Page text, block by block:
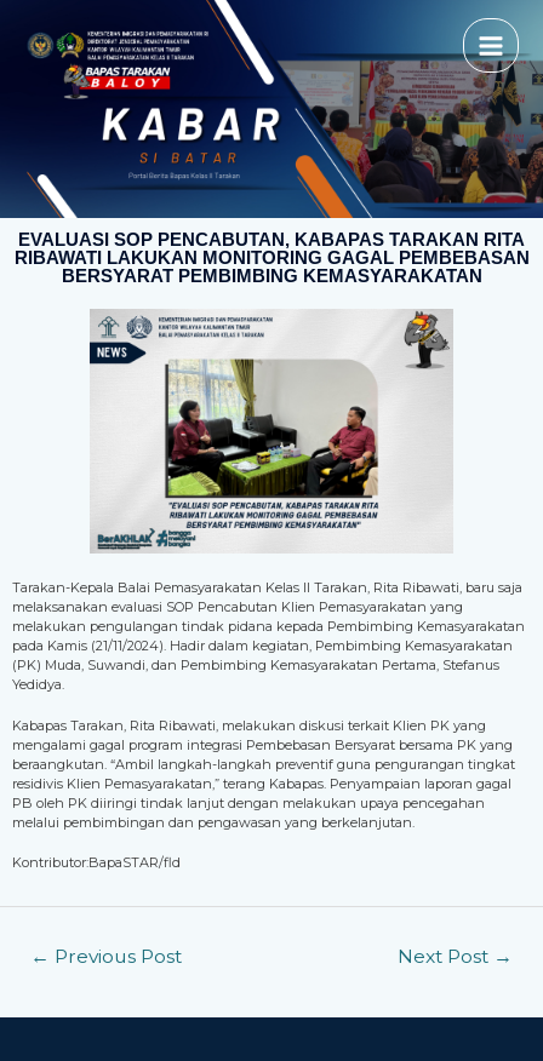
EVALUASI SOP PENCABUTAN, KABAPAS TARAKAN RITA
RIBAWATI LAKUKAN MONITORING GAGAL PEMBEBASAN
BERSYARAT PEMBIMBING KEMASYARAKATAN
Tarakan-Kepala Balai Pemasyarakatan Kelas II Tarakan, Rita Ribawati, baru saja
melaksanakan evaluasi SOP Pencabutan Klien Pemasyarakatan yang
melakukan pengulangan tindak pidana kepada Pembimbing Kemasyarakatan
pada Kamis (21/11/2024). Hadir dalam kegiatan, Pembimbing Kemasyarakatan
(PK) Muda, Suwandi, dan Pembimbing Kemasyarakatan Pertama, Stefanus
Yedidya.
Kabapas Tarakan, Rita Ribawati, melakukan diskusi terkait Klien PK yang
mengalami gagal program integrasi Pembebasan Bersyarat bersama PK yang
beraangkutan. “Ambil langkah-langkah preventif guna pengurangan tingkat
residivis Klien Pemasyarakatan,” terang Kabapas. Penyampaian laporan gagal
PB oleh PK diiringi tindak lanjut dengan melakukan upaya pencegahan
melalui pembimbingan dan pengawasan yang berkelanjutan.
Kontributor:BapaSTAR/fld
← Previous Post Next Post →